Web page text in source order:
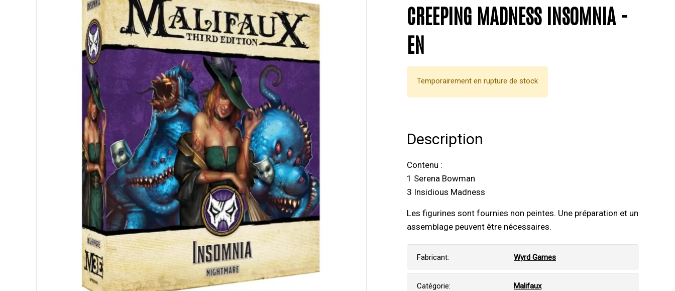
CREEPING MADNESS INSOMNIA -
EN
Temporairement en rupture de stock
Description
Contenu :
1 Serena Bowman
3 Insidious Madness
Les figurines sont fournies non peintes. Une préparation et un
assemblage peuvent être nécessaires.
Fabricant: Wyrd Games
Catégorie: Malifaux